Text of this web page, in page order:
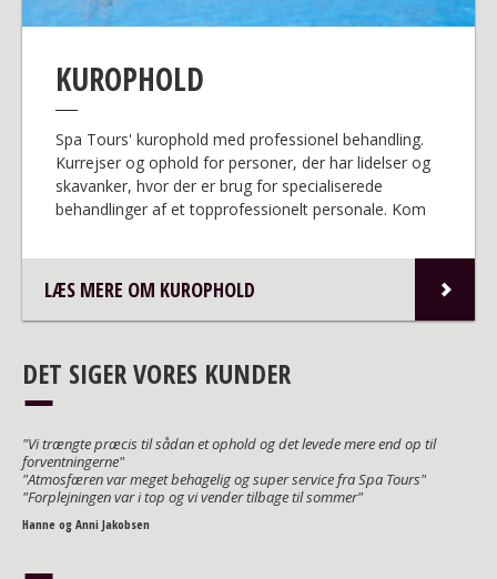
KUROPHOLD
Spa Tours' kurophold med professionel behandling.
Kurrejser og ophold for personer, der har lidelser og
skavanker, hvor der er brug for specialiserede
behandlinger af et topprofessionelt personale. Kom
LÆS MERE OM KUROPHOLD
DET SIGER VORES KUNDER
"Vi trængte præcis til sådan et ophold og det levede mere end op til
forventningerne"
"Atmosfæren var meget behagelig og super service fra Spa Tours"
"Forplejningen var i top og vi vender tilbage til sommer"
Hanne og Anni Jakobsen